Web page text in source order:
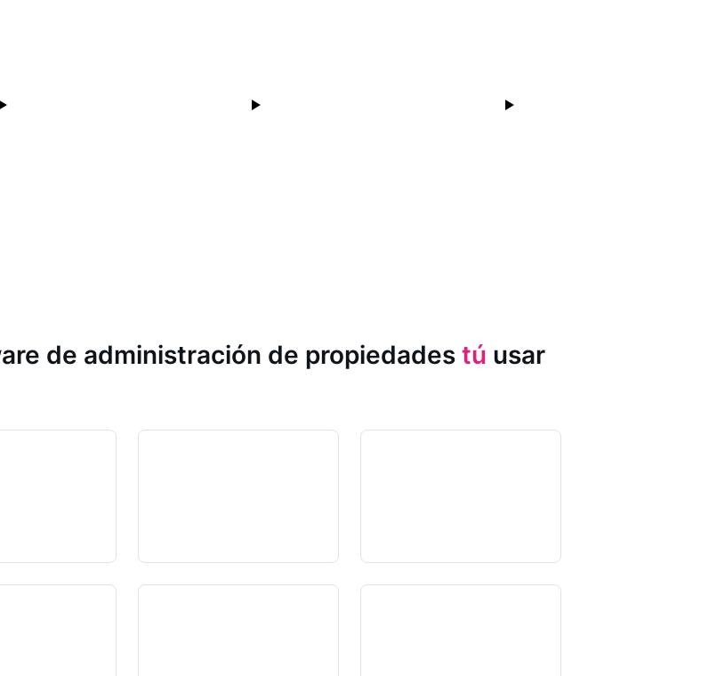
de administración de propiedades tú usar